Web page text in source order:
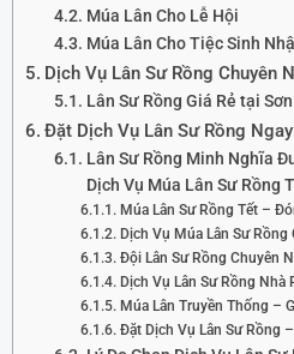
Múa Lân Cho Lễ Hội
Múa Lân Cho Tiệc Sinh
Dịch Vụ Lân Sư Rồng Chuyên
Lân Sư Rồng Giá Rẻ tại
Đặt Dịch Vụ Lân Sư Rồng
Lân Sư Rồng Minh Nghĩa
Dịch Vụ Múa Lân Sư Rồng
Múa Lân Sư Rồng Tết –
Dịch Vụ Múa Lân Sư Rồng
Đội Lân Sư Rồng Chuyên
Dịch Vụ Lân Sư Rồng Nhà
Múa Lân Truyền Thống –
Đặt Dịch Vụ Lân Sư Rồng